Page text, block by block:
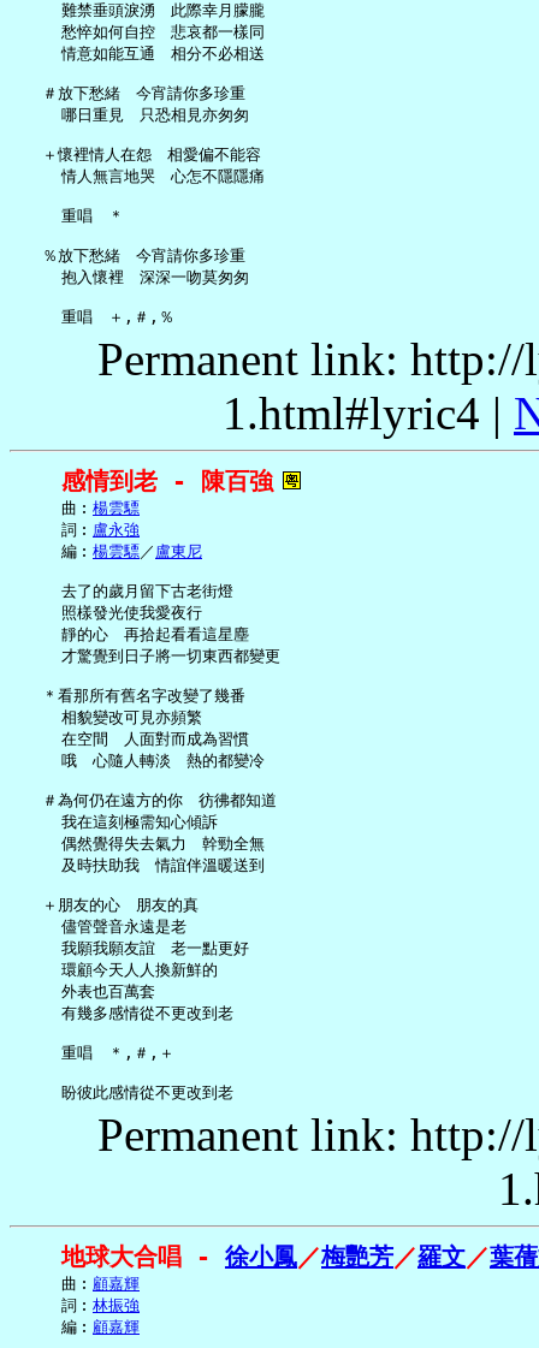
     難禁垂頭淚湧　此際幸月朦朧
     愁悴如何自控　悲哀都一樣同
     情意如能互通　相分不必相送
   ＃放下愁緒　今宵請你多珍重
     哪日重見　只恐相見亦匆匆
   ＋懷裡情人在怨　相愛偏不能容
     情人無言地哭　心怎不隱隱痛
     重唱　＊
   ％放下愁緒　今宵請你多珍重
     抱入懷裡　深深一吻莫匆匆
Permanent link:
1.html#lyric4 |
感情到老 - 陳百強
     曲︰
楊雲驃
     詞︰
盧永強
     編︰
楊雲驃／ 盧東尼
     去了的歲月留下古老街燈
     照樣發光使我愛夜行
     靜的心　再拾起看看這星塵
     才驚覺到日子將一切東西都變更
   ＊看那所有舊名字改變了幾番
     相貌變改可見亦頻繁
     在空間　人面對而成為習慣
     哦　心隨人轉淡　熱的都變冷
   ＃為何仍在遠方的你　彷彿都知道
     我在這刻極需知心傾訴
     偶然覺得失去氣力　幹勁全無
     及時扶助我　情誼伴溫暖送到
   ＋朋友的心　朋友的真
     儘管聲音永遠是老
     我願我願友誼　老一點更好
     環顧今天人人換新鮮的
     外表也百萬套
     有幾多感情從不更改到老
     重唱　＊,＃,＋
Permanent link:
地球大合唱 - 徐小鳳／梅艷芳／羅文／葉
     曲︰
顧嘉輝
     詞︰
林振強
     編︰
顧嘉輝